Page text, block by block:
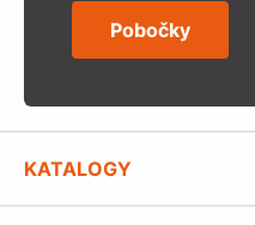
Pobočky
KATALOGY